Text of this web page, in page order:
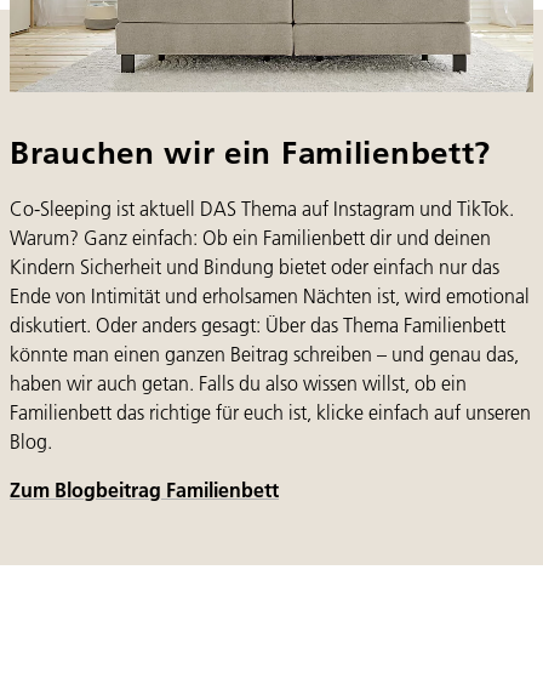
Brauchen wir ein Familienbett?
Co-Sleeping ist aktuell DAS Thema auf Instagram und TikTok.
Warum? Ganz einfach: Ob ein Familienbett dir und deinen
Kindern Sicherheit und Bindung bietet oder einfach nur das
Ende von Intimität und erholsamen Nächten ist, wird emotional
diskutiert. Oder anders gesagt: Über das Thema Familienbett
könnte man einen ganzen Beitrag schreiben – und genau das,
haben wir auch getan. Falls du also wissen willst, ob ein
Familienbett das richtige für euch ist, klicke einfach auf unseren
Blog.
Zum Blogbeitrag Familienbett